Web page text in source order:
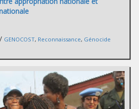
/ GENOCOST, Reconnaissance, Génocide